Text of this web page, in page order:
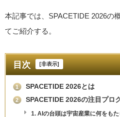
本記事では、SPACETIDE 2026の
てご紹介する。
目次 [非表示]
1 SPACETIDE 2026とは
2 SPACETIDE 2026の注目プロ
1. AIの台頭は宇宙産業に何をも